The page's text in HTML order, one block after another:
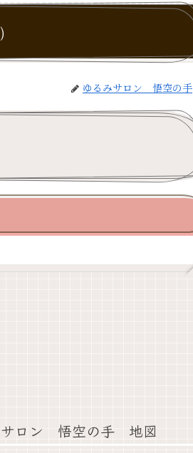
ゆるみサロン 悟空の手
サロン 悟空の手 地図